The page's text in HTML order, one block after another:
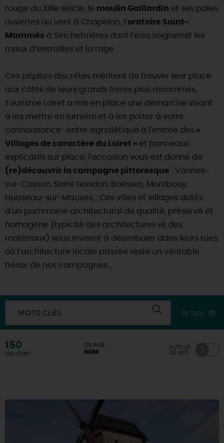
La Route des
Métiers d'Art
TOUT L'ART DE VIVRE
Une saison de festivals 🎉
Rendez-vous de la nature en 2026
Des sorties en famille dans le Loiret !
Programme des animations "Loiret au fil de l'eau"
2026
AUJOURD'HUI
DEMAIN
CE WEEK-END
CETTE SEMAINE
rouge du XIIIe siècle, le moulin Gaillardin et ses pales
ouvertes au vent à Chapelon, l’oratoire Saint-
Mammès à Seichebrières dont l’eau soignerait les
maux d’entrailles et la rage…
Ces pépites discrètes méritent de trouver leur place
aux côtés de leurs grands frères plus renommés.
Tourisme Loiret a mis en place une démarche visant
à les mettre en lumière et à les porter à votre
connaissance : entre signalétique à l'entrée des «
Villages de caractère du Loiret » et panneaux
explicatifs sur place, l'occasion vous est donné de
(re)découvrir la campagne pittoresque : Vannes-
sur-Cosson, Saint Gondon, Boësses, Montbouy,
Huisseau-sur-Mauves… Ces villes et villages dotés
d'un patrimoine architectural de qualité, préservé et
homogène (typicité des architectures et des
matériaux) vous invitent à déambuler dans leurs rues,
où l’architecture locale passée reste un véritable
trésor de nos campagnes...
MOTS CLÉS FILTRES
150
résultats
TRI PAR
NOM
AUTOUR
DE MOI